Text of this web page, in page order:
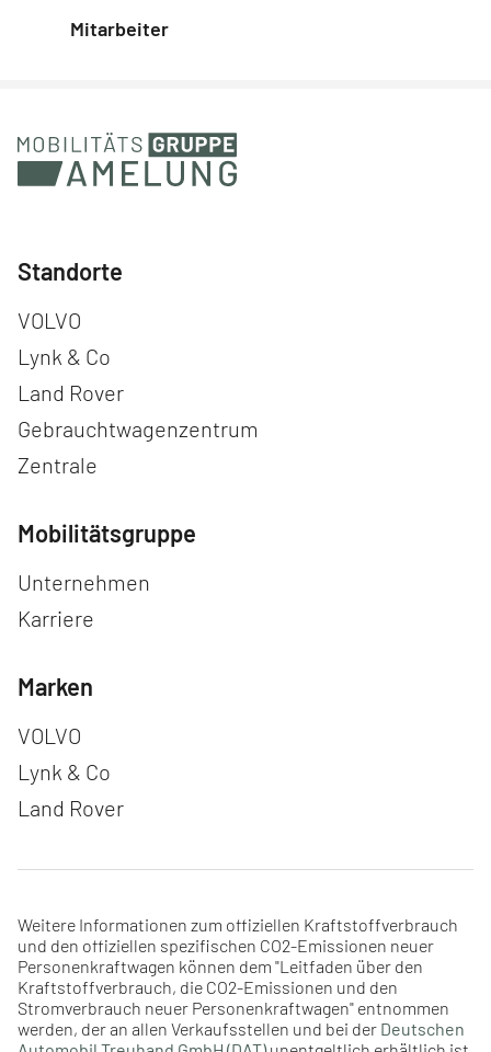
Mitarbeiter
Standorte
Navigation überspringen
VOLVO
Lynk & Co
Land Rover
Gebrauchtwagenzentrum
Zentrale
Mobilitätsgruppe
Navigation überspringen
Unternehmen
Karriere
Marken
Navigation überspringen
VOLVO
Lynk & Co
Land Rover
Weitere Informationen zum offiziellen Kraftstoffverbrauch
und den offiziellen spezifischen CO2-Emissionen neuer
Personenkraftwagen können dem "Leitfaden über den
Kraftstoffverbrauch, die CO2-Emissionen und den
Stromverbrauch neuer Personenkraftwagen" entnommen
werden, der an allen Verkaufsstellen und bei der Deutschen